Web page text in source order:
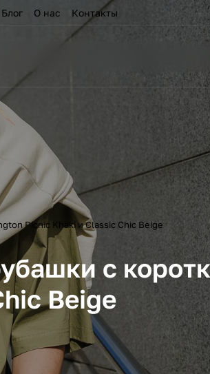
Блог О нас Контакты
Picnic Khaki и Classic Chic Beige
с
Beige